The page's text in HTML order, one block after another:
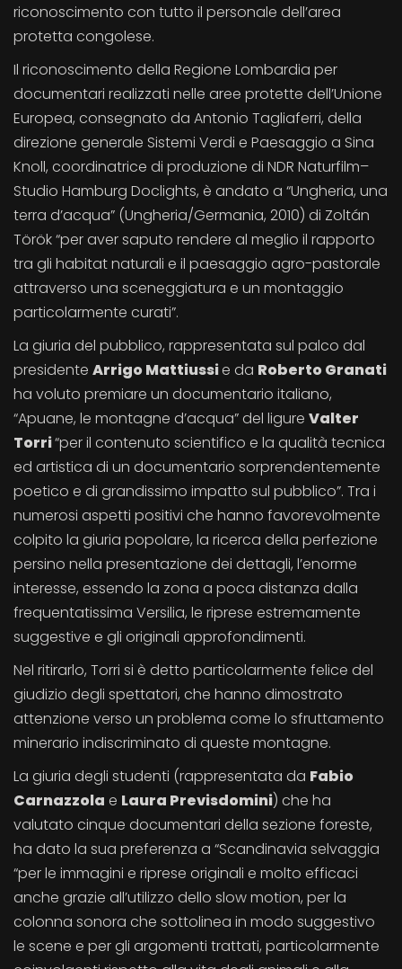
riconoscimento con tutto il personale dell’area
protetta congolese.
Il riconoscimento della Regione Lombardia per
documentari realizzati nelle aree protette dell’Unione
Europea, consegnato da Antonio Tagliaferri, della
direzione generale Sistemi Verdi e Paesaggio a Sina
Knoll, coordinatrice di produzione di NDR Naturfilm–
Studio Hamburg Doclights, è andato a “Ungheria, una
terra d’acqua” (Ungheria/Germania, 2010) di Zoltán
Török “per aver saputo rendere al meglio il rapporto
tra gli habitat naturali e il paesaggio agro-pastorale
attraverso una sceneggiatura e un montaggio
particolarmente curati”.
La giuria del pubblico, rappresentata sul palco dal
presidente Arrigo Mattiussie da Roberto Granati
ha voluto premiare un documentario italiano,
“Apuane, le montagne d’acqua” del ligure Valter
Torri“per il contenuto scientifico e la qualità tecnica
ed artistica di un documentario sorprendentemente
poetico e di grandissimo impatto sul pubblico”. Tra i
numerosi aspetti positivi che hanno favorevolmente
colpito la giuria popolare, la ricerca della perfezione
persino nella presentazione dei dettagli, l’enorme
interesse, essendo la zona a poca distanza dalla
frequentatissima Versilia, le riprese estremamente
suggestive e gli originali approfondimenti.
Nel ritirarlo, Torri si è detto particolarmente felice del
giudizio degli spettatori, che hanno dimostrato
attenzione verso un problema come lo sfruttamento
minerario indiscriminato di queste montagne.
La giuria degli studenti (rappresentata da Fabio
Carnazzola e Laura Previsdomini) che ha
valutato cinque documentari della sezione foreste,
ha dato la sua preferenza a “Scandinavia selvaggia
“per le immagini e riprese originali e molto efficaci
anche grazie all’utilizzo dello slow motion, per la
colonna sonora che sottolinea in modo suggestivo
le scene e per gli argomenti trattati, particolarmente